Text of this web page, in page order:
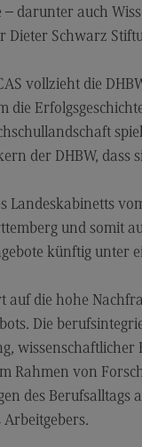
Management
in der Sozialen Arbeit
in der Sozialen
– darunter auch
Dieter Schwarz
vollzieht die
die
der DHBW,
Landeskabinetts
und somit
künftig unter
auf die hohe
Die
wissenschaftlicher
Rahmen von
des Berufsalltags